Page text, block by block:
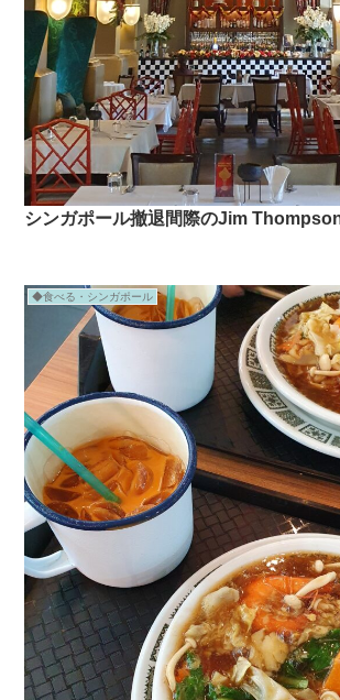
シンガポール撤退間際のJim
◆食べる・シンガポール